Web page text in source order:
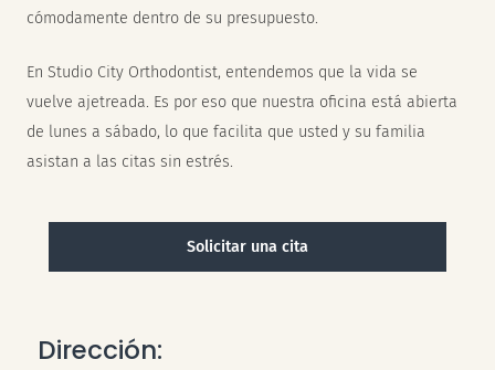
cómodamente dentro de su presupuesto.
En Studio City Orthodontist, entendemos que la vida se
vuelve ajetreada. Es por eso que nuestra oficina está abierta
de lunes a sábado, lo que facilita que usted y su familia
asistan a las citas sin estrés.
Solicitar una cita
Dirección: